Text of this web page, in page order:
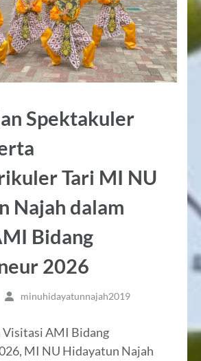
Spektakuler
Tari MI NU
Najah dalam
Bidang
2026
minuhidayatunnajah2019
Visitasi AMI Bidang
MI NU Hidayatun Najah